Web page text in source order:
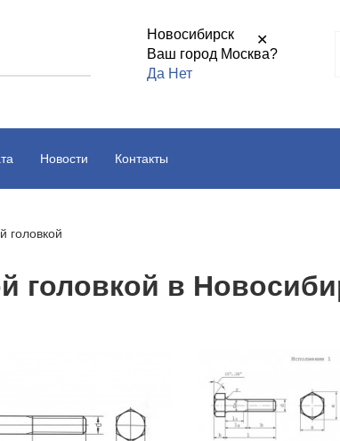
Новосибирск
✕
Ваш город Москва?
Да Нет
Новости Контакты
головкой
головкой в